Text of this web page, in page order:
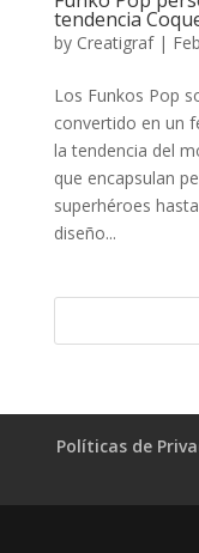
tendencia
by Creatigraf|
Los Funkos Pop
convertido en un
la tendencia del
que encapsulan
superhéroes
diseño...
Políticas de